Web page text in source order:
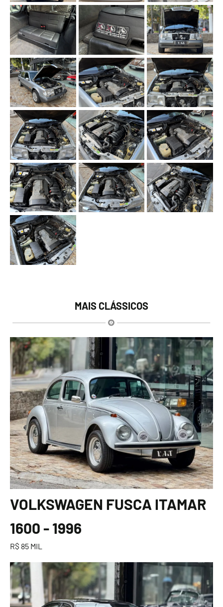
MAIS CLÁSSICOS
VOLKSWAGEN FUSCA ITAMAR
1600 - 1996
R$ 85 MIL